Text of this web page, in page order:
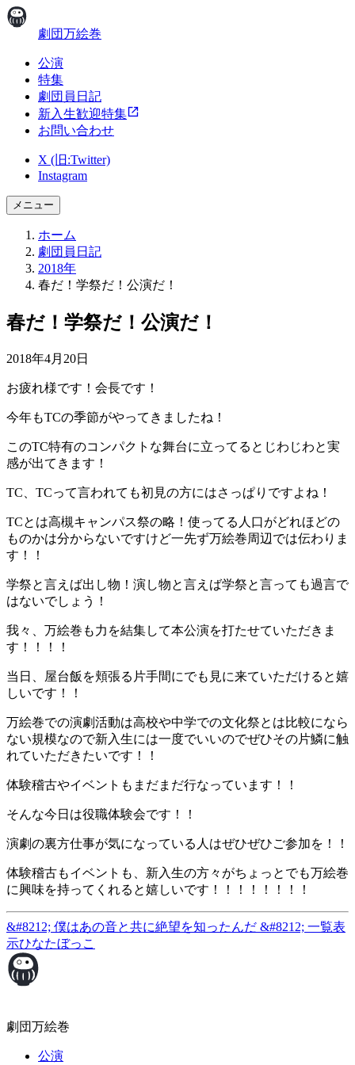
劇団万絵巻
公演
特集
劇団員日記
新入生歓迎特集
お問い合わせ
X (旧:Twitter)
Instagram
メニュー
ホーム
劇団員日記
2018年
春だ！学祭だ！公演だ！
春だ！学祭だ！公演だ！
2018年4月20日
お疲れ様です！会長です！
今年もTCの季節がやってきましたね！
このTC特有のコンパクトな舞台に立ってるとじわじわと実
感が出てきます！
TC、TCって言われても初見の方にはさっぱりですよね！
TCとは高槻キャンパス祭の略！使ってる人口がどれほどの
ものかは分からないですけど一先ず万絵巻周辺では伝わりま
す！！
学祭と言えば出し物！演し物と言えば学祭と言っても過言で
はないでしょう！
我々、万絵巻も力を結集して本公演を打たせていただきま
す！！！！
当日、屋台飯を頬張る片手間にでも見に来ていただけると嬉
しいです！！
万絵巻での演劇活動は高校や中学での文化祭とは比較になら
ない規模なので新入生には一度でいいのでぜひその片鱗に触
れていただきたいです！！
体験稽古やイベントもまだまだ行なっています！！
そんな今日は役職体験会です！！
演劇の裏方仕事が気になっている人はぜひぜひご参加を！！
体験稽古もイベントも、新入生の方々がちょっとでも万絵巻
に興味を持ってくれると嬉しいです！！！！！！！！
&#8212; 僕はあの音と共に絶望を知ったんだ &#8212; 一覧表
示ひなたぼっこ
劇団万絵巻
公演